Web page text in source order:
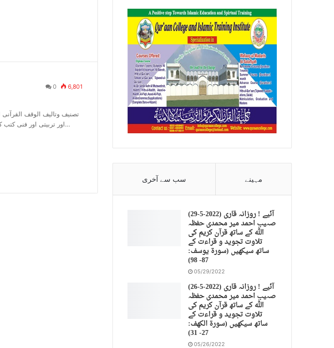
0 6,801
تصنیف وتالیف الوقف
اور تربیتی اور فنی کتب کے تراجم کروائے جاتے هیں اور…
سب سے آخری مہینے
(29-5-2022) آئیے ! روزانہ قاری
صہیب احمد میر محمدی حفظہ
اللہ کے ساتھ قرآن کریم کی
تلاوت تجوید و قراءت کے
ساتھ سیکھیں (سورة يوسف:
87- 98)
05/29/2022
(26-5-2022) آئیے ! روزانہ قاری
صہیب احمد میر محمدی حفظہ
اللہ کے ساتھ قرآن کریم کی
تلاوت تجوید و قراءت کے
ساتھ سیکھیں (سورة الكهف:
27- 31)
05/26/2022